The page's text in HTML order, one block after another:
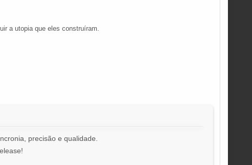
a utopia que eles construíram.
precisão e qualidade.